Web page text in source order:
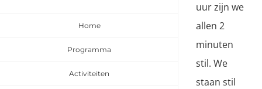
Home
Programma
Activiteiten
uur zijn we
allen 2
minuten
stil. We
staan stil